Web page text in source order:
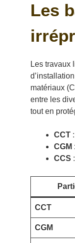
Les
Les travaux
matériaux
entre les
tout en
CCT
CGM
CCS
CCT
CGM